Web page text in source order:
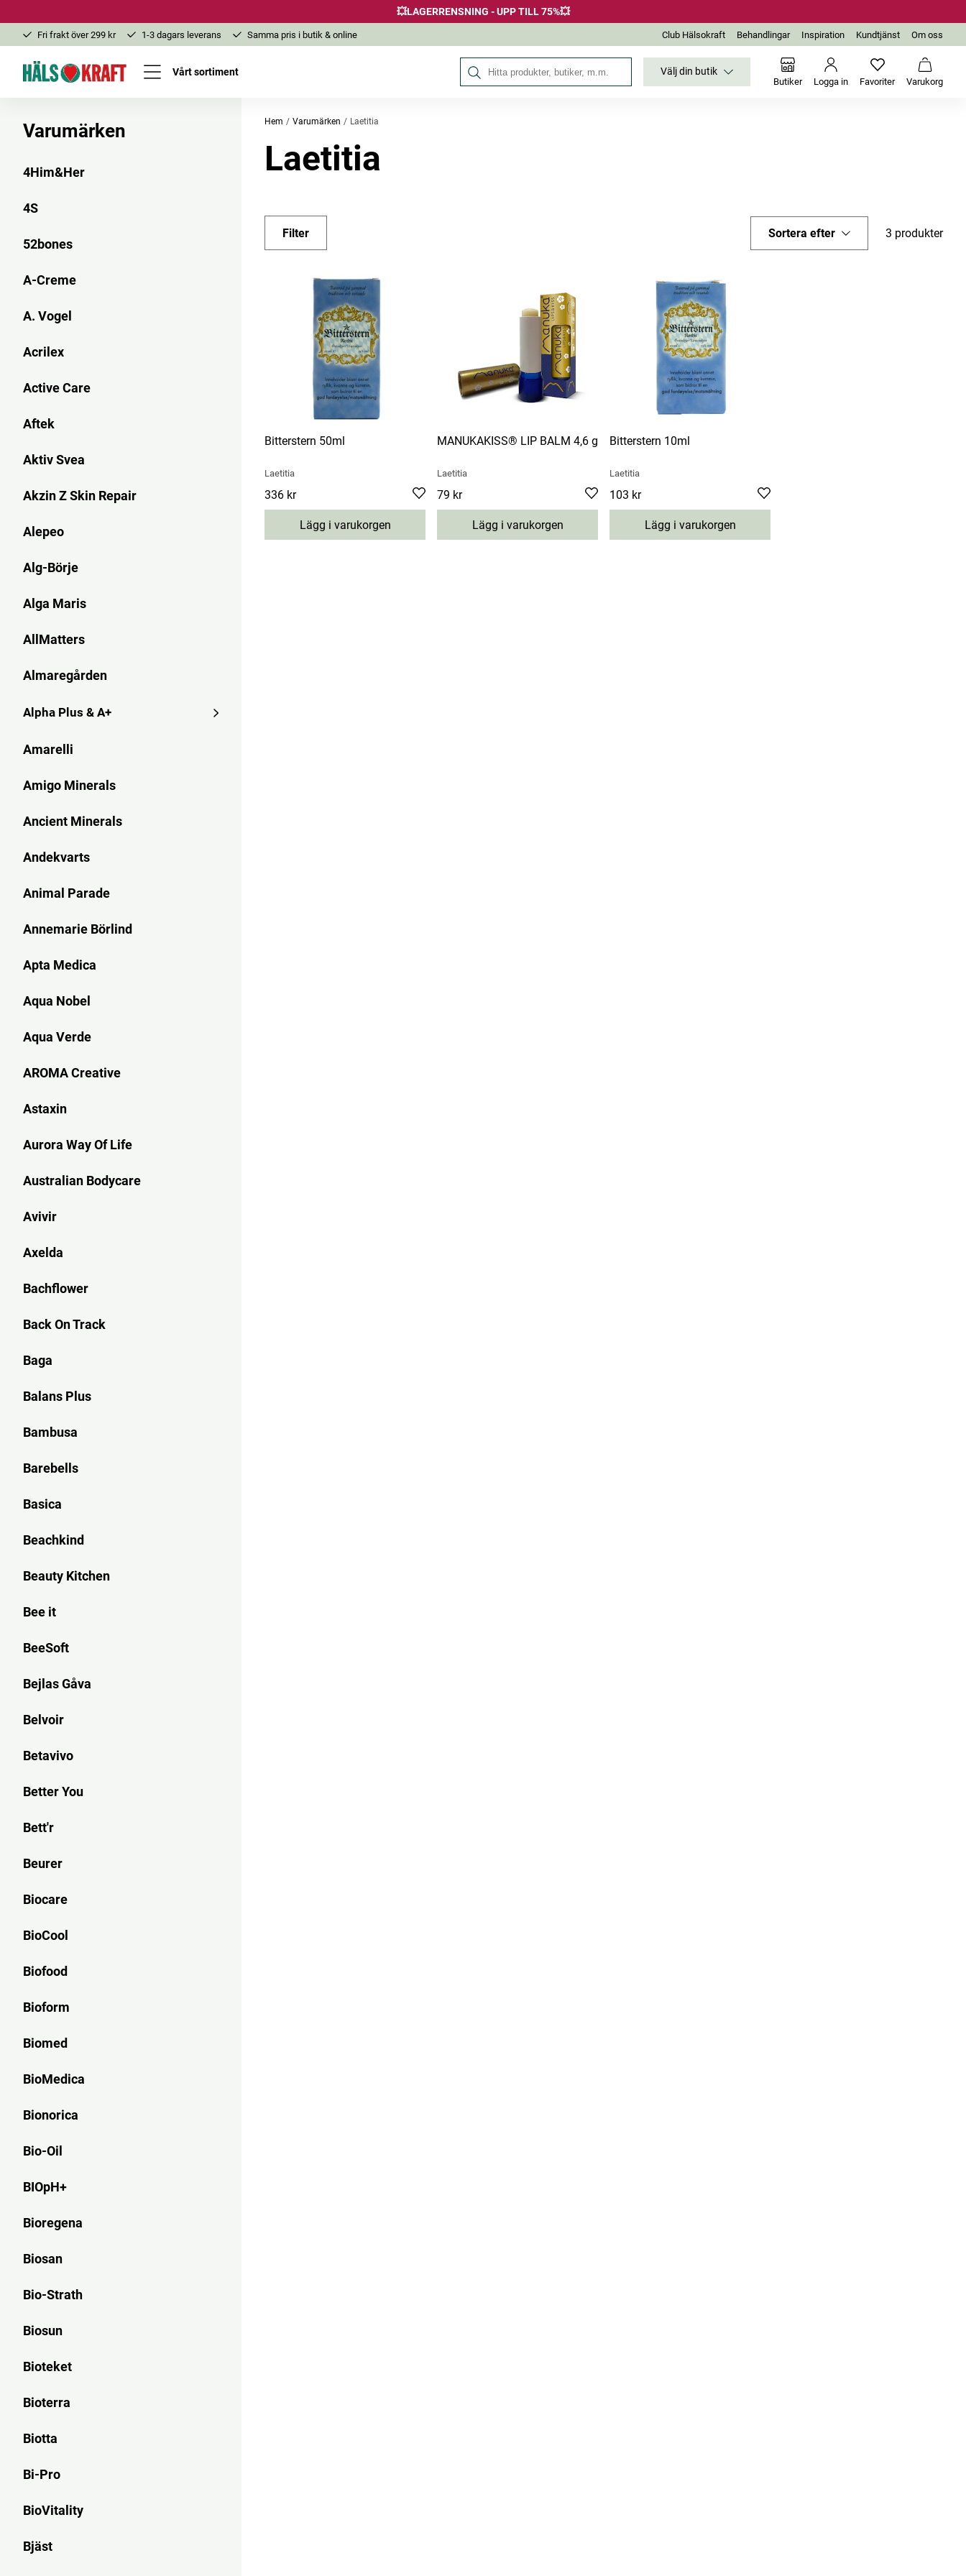
💥LAGERRENSNING - UPP TILL 75%💥
Fri frakt över 299 kr 1-3 dagars leverans Samma pris i butik & online Club Hälsokraft Behandlingar Inspiration Kundtjänst Om oss
Vårt sortiment Sök på Hälsokraft Välj din butik
Butiker Logga in FavoriterInga favoriter
Varukorg
Varumärken
4Him&Her
4S
52bones
A-Creme
A. Vogel
Acrilex
Active Care
Aftek
Aktiv Svea
Akzin Z Skin Repair
Alepeo
Alg-Börje
Alga Maris
AllMatters
Almaregården
Alpha Plus & A+
Amarelli
Amigo Minerals
Ancient Minerals
Andekvarts
Animal Parade
Annemarie Börlind
Apta Medica
Aqua Nobel
Aqua Verde
AROMA Creative
Astaxin
Aurora Way Of Life
Australian Bodycare
Avivir
Axelda
Bachflower
Back On Track
Baga
Balans Plus
Bambusa
Barebells
Basica
Beachkind
Beauty Kitchen
Bee it
BeeSoft
Bejlas Gåva
Belvoir
Betavivo
Better You
Bett'r
Beurer
Biocare
BioCool
Biofood
Bioform
Biomed
BioMedica
Bionorica
Bio-Oil
BIOpH+
Bioregena
Biosan
Bio-Strath
Biosun
Bioteket
Bioterra
Biotta
Bi-Pro
BioVitality
Bjäst
Hem Varumärken Laetitia
Laetitia
Filter Sortera efter 3 produkter
Bitterstern 50ml
Laetitia
Pris :336 kr
336 kr
Lägg i varukorgen
MANUKAKISS® LIP BALM 4,6 g
Laetitia
Pris:79 kr
79 kr
Lägg i varukorgen
Bitterstern 10ml
Laetitia
Pris :103 kr
103 kr
Lägg i varukorgen